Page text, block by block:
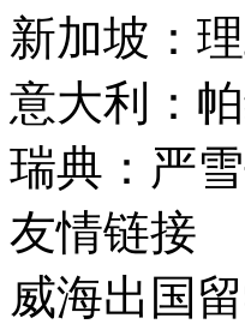
新加坡：
意大利：
瑞典：严
友情链接
威海出国